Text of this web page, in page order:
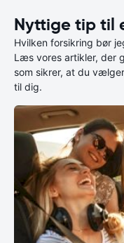
Nyttige tip til
Hvilken forsikring bør
Læs vores artikler, der
som sikrer, at du
til dig.